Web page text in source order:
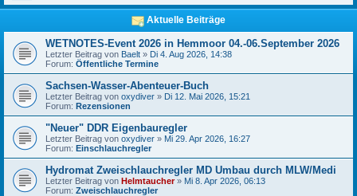
Aktuelle Beiträge
WETNOTES-Event 2026 in Hemmoor 04.-06.September 2026
Letzter Beitrag von Baelt » Di 4. Aug 2026, 14:38
Forum: Öffentliche Termine
Sachsen-Wasser-Abenteuer-Buch
Letzter Beitrag von oxydiver » Di 12. Mai 2026, 15:21
Forum: Rezensionen
"Neuer" DDR Eigenbauregler
Letzter Beitrag von oxydiver » Mi 29. Apr 2026, 16:27
Forum: Einschlauchregler
Hydromat Zweischlauchregler MD Umbau durch MLW/Medi
Letzter Beitrag von Helmtaucher» Mi 8. Apr 2026, 06:13
Forum: Zweischlauchregler